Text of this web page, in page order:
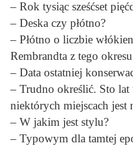
– Rok tysiąc sześćset
– Deska czy płótno?
– Płótno o liczbie
Rembrandta z tego
– Data ostatniej
– Trudno określić. Sto lat
niektórych miejscach jest
– W jakim jest stylu?
– Typowym dla tamtej